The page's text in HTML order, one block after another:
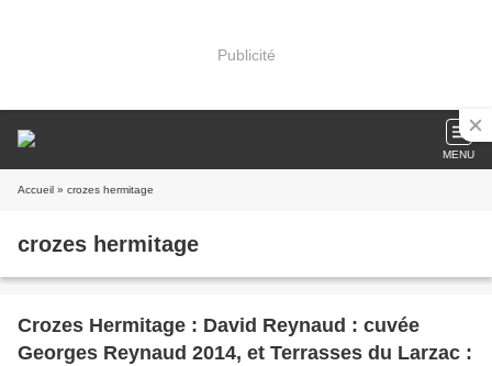
Publicité
MENU
Accueil » crozes hermitage
crozes hermitage
Crozes Hermitage : David Reynaud : cuvée
Georges Reynaud 2014, et Terrasses du Larzac :